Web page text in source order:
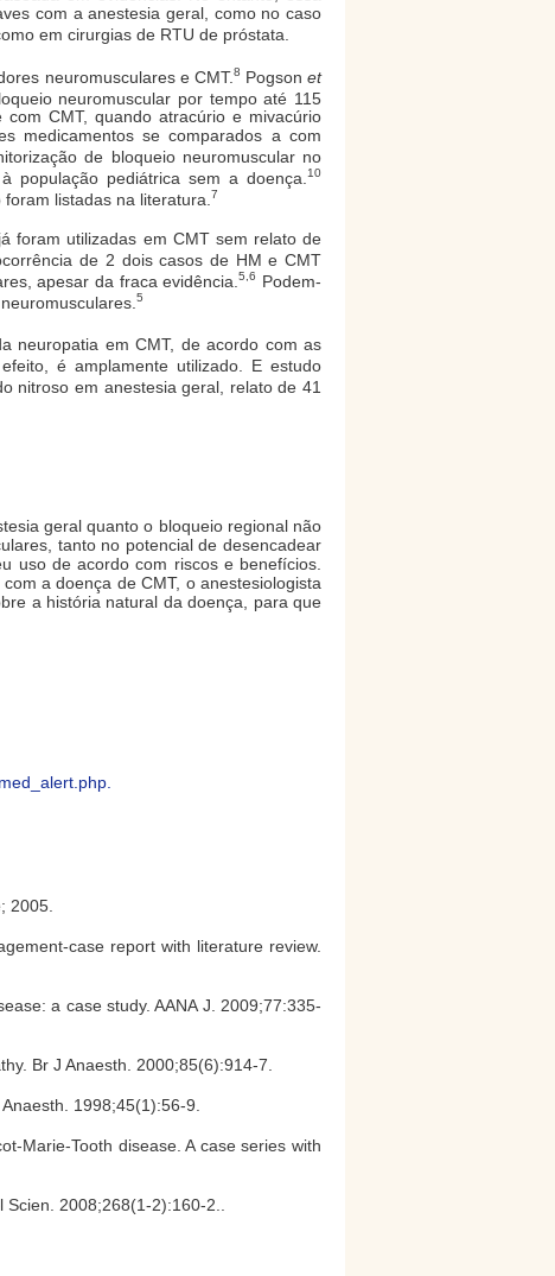
com a anestesia geral, como no caso
em cirurgias de RTU de próstata.
neuromusculares e CMT.8 Pogsonet
neuromuscular por tempo até 115
CMT, quando atracúrio e mivacúrio
medicamentos se comparados a com
de bloqueio neuromuscular no
população pediátrica sem a doença. 10
listadas na literatura. 7
foram utilizadas em CMT sem relato de
de 2 dois casos de HM e CMT
apesar da fraca evidência.5,6
Podem-
5
neuropatia em CMT, de acordo com as
é amplamente utilizado. E estudo
nitroso em anestesia geral, relato de 41
geral quanto o bloqueio regional não
tanto no potencial de desencadear
uso de acordo com riscos e benefícios.
a doença de CMT, o anestesiologista
a história natural da doença, para que
2005.
case report with literature review.
a case study. AANA J. 2009;77:335-
Br J Anaesth. 2000;85(6):914-7.
1998;45(1):56-9.
Marie-Tooth disease. A case series with
2008;268(1-2):160-2..